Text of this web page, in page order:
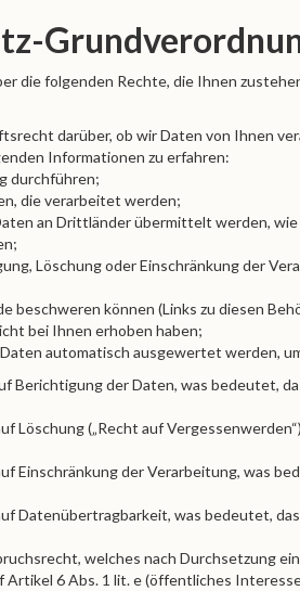
die folgenden Rechte, die Ihnen
darüber, ob wir Daten von Ihnen
Informationen zu erfahren:
durchführen;
die verarbeitet werden;
an Drittländer übermittelt werden,
Löschung oder Einschränkung der
beschweren können (Links zu diesen
bei Ihnen erhoben haben;
automatisch ausgewertet werden,
Berichtigung der Daten, was bedeutet,
Löschung („Recht auf
Einschränkung der Verarbeitung, was
Datenübertragbarkeit, was bedeutet,
welches nach Durchsetzung
6 Abs. 1 lit. e (öffentliches